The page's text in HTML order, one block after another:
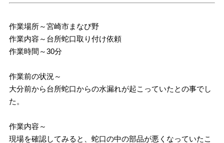
作業場所～宮崎市まなび野
作業内容～台所蛇口取り付け依頼
作業時間～30分
作業前の状況～
大分前から台所蛇口からの水漏れが起こっていたとの事でし
た。
作業内容～
現場を確認してみると、蛇口の中の部品が悪くなっていたこ